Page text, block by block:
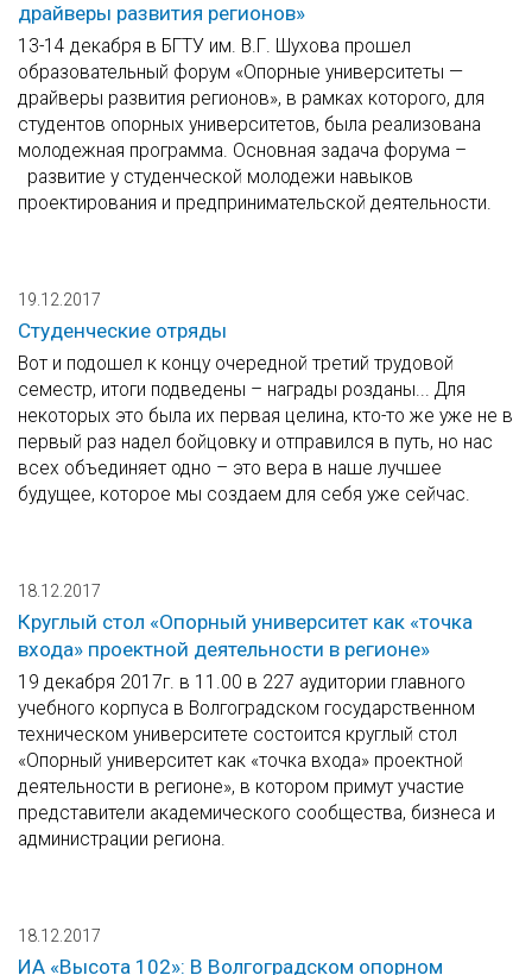
драйверы развития регионов»
13-14 декабря в БГТУ им. В.Г. Шухова прошел
образовательный форум «Опорные университеты —
драйверы развития регионов», в рамках которого, для
студентов опорных университетов, была реализована
молодежная программа. Основная задача форума –
развитие у студенческой молодежи навыков
проектирования и предпринимательской деятельности.
19.12.2017
Студенческие отряды
Вот и подошел к концу очередной третий трудовой
семестр, итоги подведены – награды розданы... Для
некоторых это была их первая целина, кто-то же уже не в
первый раз надел бойцовку и отправился в путь, но нас
всех объединяет одно – это вера в наше лучшее
будущее, которое мы создаем для себя уже сейчас.
18.12.2017
Круглый стол «Опорный университет как «точка
входа» проектной деятельности в регионе»
19 декабря 2017г. в 11.00 в 227 аудитории главного
учебного корпуса в Волгоградском государственном
техническом университете состоится круглый стол
«Опорный университет как «точка входа» проектной
деятельности в регионе», в котором примут участие
представители академического сообщества, бизнеса и
администрации региона.
18.12.2017
ИА «Высота 102»: В Волгоградском опорном